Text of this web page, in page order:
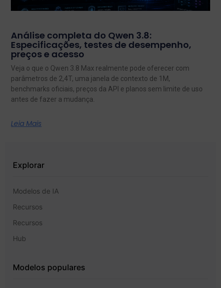
Análise completa do Qwen 3.8:
Especificações, testes de desempenho,
preços e acesso
Veja o que o Qwen 3.8 Max realmente pode oferecer com
parâmetros de 2,4T, uma janela de contexto de 1M,
benchmarks oficiais, preços da API e planos sem limite de uso
antes de fazer a mudança.
Leia Mais
Explorar
Modelos de IA
Recursos
Recursos
Hub
Modelos populares